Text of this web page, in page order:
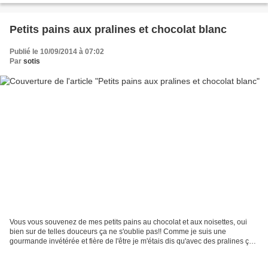
Petits pains aux pralines et chocolat blanc
Publié le 10/09/2014 à 07:02
Par sotis
Vous vous souvenez de mes petits pains au chocolat et aux noisettes, oui
bien sur de telles douceurs ça ne s'oublie pas!! Comme je suis une
gourmande invétérée et fière de l'être je m'étais dis qu'avec des pralines ça